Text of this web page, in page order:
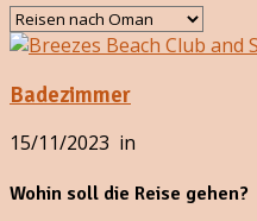
Badezimmer
15/11/2023 in
Wohin soll die Reise gehen?